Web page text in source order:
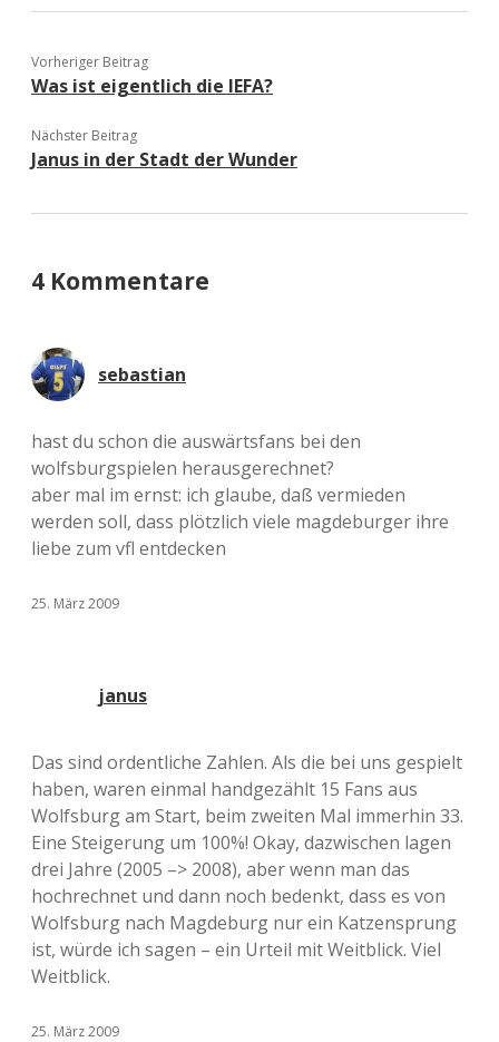
Vorheriger Beitrag
Was ist eigentlich die IEFA?
Nächster Beitrag
Janus in der Stadt der Wunder
4 Kommentare
sebastian
hast du schon die auswärtsfans bei den
wolfsburgspielen herausgerechnet?
aber mal im ernst: ich glaube, daß vermieden
werden soll, dass plötzlich viele magdeburger ihre
liebe zum vfl entdecken
25. März 2009
janus
Das sind ordentliche Zahlen. Als die bei uns gespielt
haben, waren einmal handgezählt 15 Fans aus
Wolfsburg am Start, beim zweiten Mal immerhin 33.
Eine Steigerung um 100%! Okay, dazwischen lagen
drei Jahre (2005 –> 2008), aber wenn man das
hochrechnet und dann noch bedenkt, dass es von
Wolfsburg nach Magdeburg nur ein Katzensprung
ist, würde ich sagen – ein Urteil mit Weitblick. Viel
Weitblick.
25. März 2009